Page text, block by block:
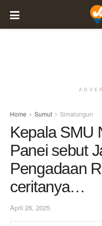
Home Sumut Simalungun
Kepala SMU
Panei sebut
Pengadaan
ceritanya…
April 26, 2025